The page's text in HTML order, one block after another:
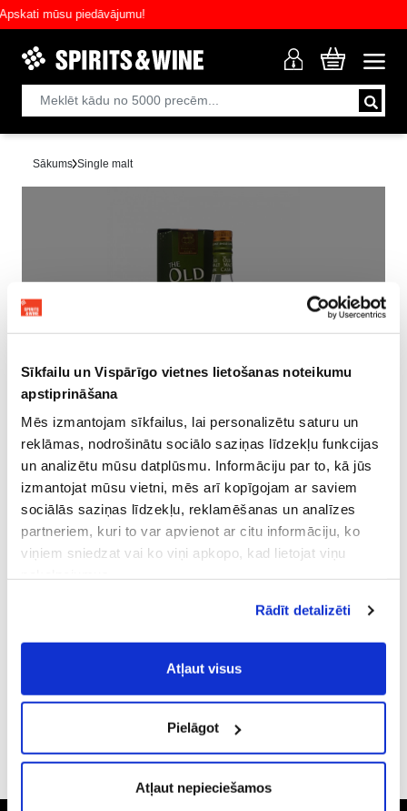
Sīkfailu un Vispārīgo vietnes lietošanas noteikumu
apstiprināšana
Mēs izmantojam sīkfailus, lai personalizētu saturu un
reklāmas, nodrošinātu sociālo saziņas līdzekļu funkcijas
un analizētu mūsu datplūsmu. Informāciju par to, kā jūs
izmantojat mūsu vietni, mēs arī kopīgojam ar saviem
sociālās saziņas līdzekļu, reklamēšanas un analīzes
partneriem, kuri to var apvienot ar citu informāciju, ko
viņiem sniedzat vai ko viņi apkopo, kad lietojat viņu
Vispārīgiem vietnes lietošanas
noteikumiem(saīsināti - VVLN).
Rādīt detalizēti
Atļaut visus
Pielāgot
Atļaut nepieciešamos
mūsu piedāvājumu!
Sākums Single malt
Attēls ir ilustratīvs, preces izskats var atšķirties
Single malt
BRUICHLADDICH 15YO
INFORMĀCIJA PAR PRODUKTU